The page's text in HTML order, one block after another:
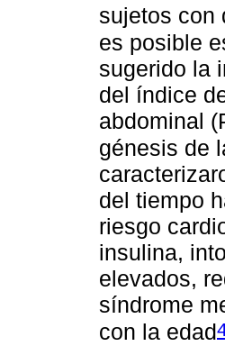
sujetos con
es posible
sugerido la
del índice
abdominal
génesis de
del tiempo
riesgo
insulina,
elevados,
síndrome
con la edad